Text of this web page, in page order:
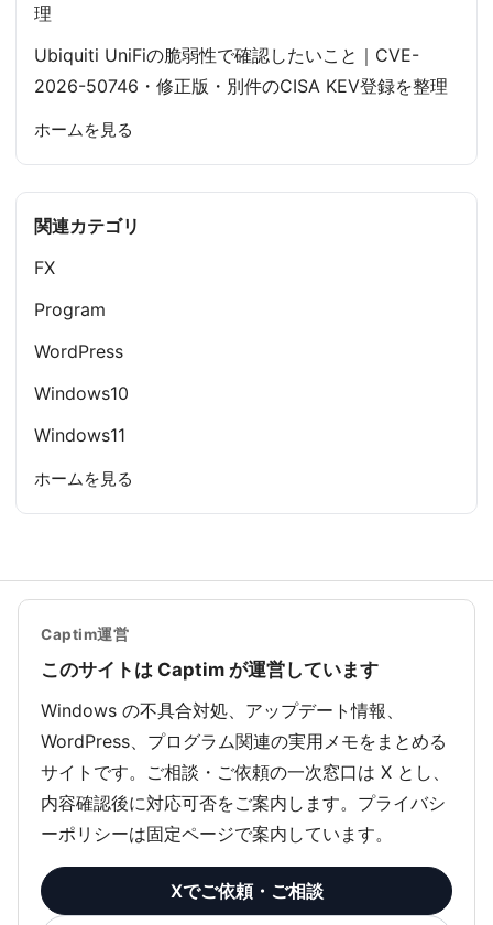
理
Ubiquiti UniFiの脆弱性で確認したいこと｜CVE-
2026-50746・修正版・別件のCISA KEV登録を整理
ホームを見る
関連カテゴリ
FX
Program
WordPress
Windows10
Windows11
ホームを見る
Captim運営
このサイトは Captim が運営しています
Windows の不具合対処、アップデート情報、
WordPress、プログラム関連の実用メモをまとめる
サイトです。ご相談・ご依頼の一次窓口は X とし、
内容確認後に対応可否をご案内します。プライバシ
ーポリシーは固定ページで案内しています。
Xでご依頼・ご相談